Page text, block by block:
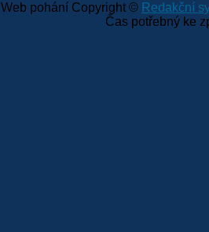
Web pohání Copyright © Redakční
Čas potřebný ke